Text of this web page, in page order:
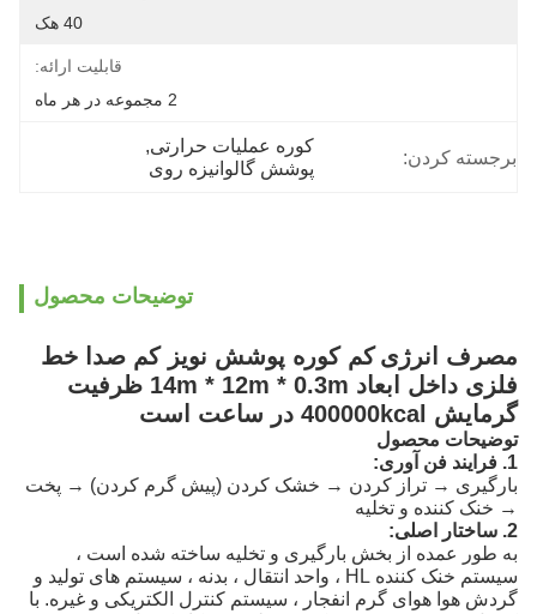
40 هک
قابلیت ارائه:
برجسته کردن:
کوره عملیات حرارتی ,
پوشش گالوانیزه روی
توضیحات محصول
مصرف انرژیکم کوره پوشش نویز کم صدا خط
فلزی داخل ابعاد 14m * 12m * 0.3m ظرفیت
گرمایش 400000kcal در ساعت است
توضیحات محصول
1. فرایند فن آوری:
بارگیری → تراز کردن → خشک کردن (پیش گرم کردن) → پخت
→ خنک کننده و تخلیه
2. ساختار اصلی:
به طور عمده از بخش بارگیری و تخلیه ساخته شده است ،
سیستم خنک کننده HL ، واحد انتقال ، بدنه ، سیستم های تولید و
گردش هوا هوای گرم انفجار ، سیستم کنترل الکتریکی و غیره. با